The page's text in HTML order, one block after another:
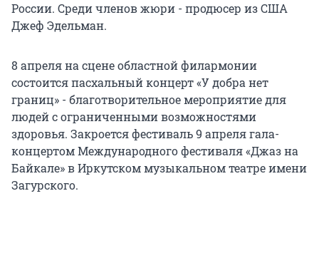
России. Среди членов жюри - продюсер из США
Джеф Эдельман.
8 апреля на сцене областной филармонии
состоится пасхальный концерт «У добра нет
границ» - благотворительное мероприятие для
людей с ограниченными возможностями
здоровья. Закроется фестиваль 9 апреля гала-
концертом Международного фестиваля «Джаз на
Байкале» в Иркутском музыкальном театре имени
Загурского.